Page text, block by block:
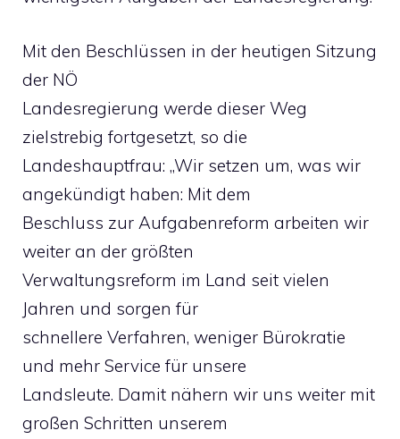
Mit den Beschlüssen in der heutigen Sitzung
der NÖ
Landesregierung werde dieser Weg
zielstrebig fortgesetzt, so die
Landeshauptfrau: „Wir setzen um, was wir
angekündigt haben: Mit dem
Beschluss zur Aufgabenreform arbeiten wir
weiter an der größten
Verwaltungsreform im Land seit vielen
Jahren und sorgen für
schnellere Verfahren, weniger Bürokratie
und mehr Service für unsere
Landsleute. Damit nähern wir uns weiter mit
großen Schritten unserem